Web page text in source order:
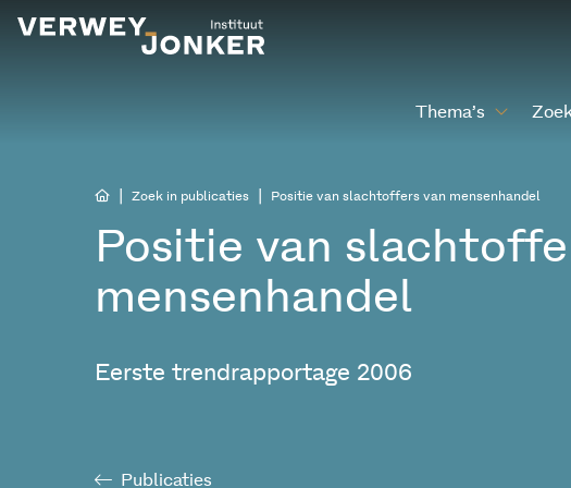
Thema’s
Zoek in publicaties Positie van slachtoffers van mensenhandel
Positie van
mensenhandel
Eerste trendrapportage 2006
Publicaties